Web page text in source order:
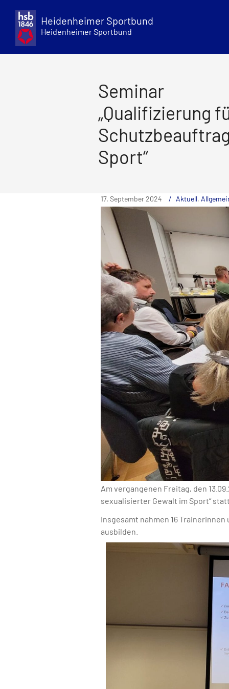
content
Heidenheimer Sportbund
Heidenheimer Sportbund
Seminar
„Qualifizierung
Sport“
17. September 2024 Aktuell,
Am vergangenen Freitag, den
sexualisierter Gewalt im Sport“ statt.
Insgesamt nahmen 16
ausbilden.